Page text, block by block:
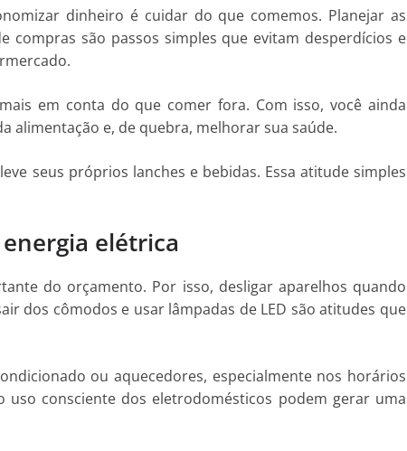
dinheiro é cuidar do que comemos. Planejar as
compras são passos simples que evitam desperdícios e
em conta do que comer fora. Com isso, você ainda
alimentação e, de quebra, melhorar sua saúde.
seus próprios lanches e bebidas. Essa atitude simples
elétrica
do orçamento. Por isso, desligar aparelhos quando
dos cômodos e usar lâmpadas de LED são atitudes que
ou aquecedores, especialmente nos horários
consciente dos eletrodomésticos podem gerar uma